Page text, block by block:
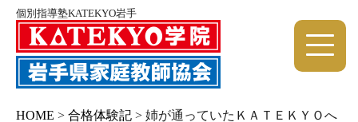
個別指導塾KATEKYO岩手
HOME > 合格体験記 > 姉が通っていたＫＡＴＥＫＹＯへ